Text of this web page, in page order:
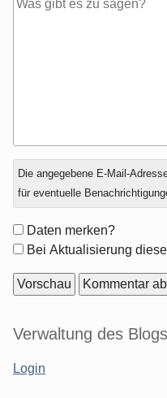
Antwort
zu
Die angegebene E-Mail-
für eventuelle
Formular-
Optionen
Daten merken?
Bei Aktualisierung
Seitenleiste
Verwaltung des Blogs
Login